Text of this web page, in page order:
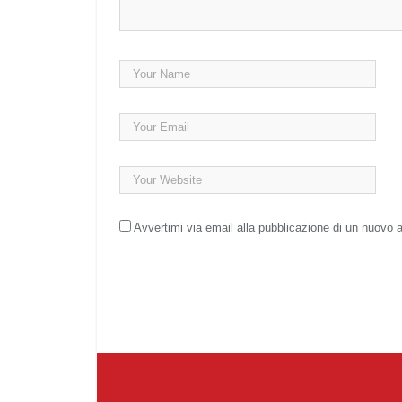
Avvertimi via email alla pubblicazione di un nuovo